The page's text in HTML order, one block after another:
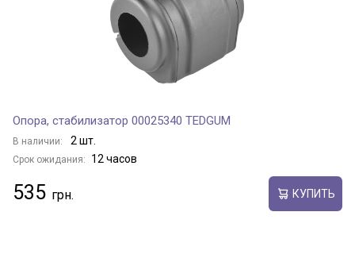
Опора, стабилизатор 00025340 TEDGUM
В наличии: 2 шт.
Срок ожидания: 12 часов
535 КУПИТЬ